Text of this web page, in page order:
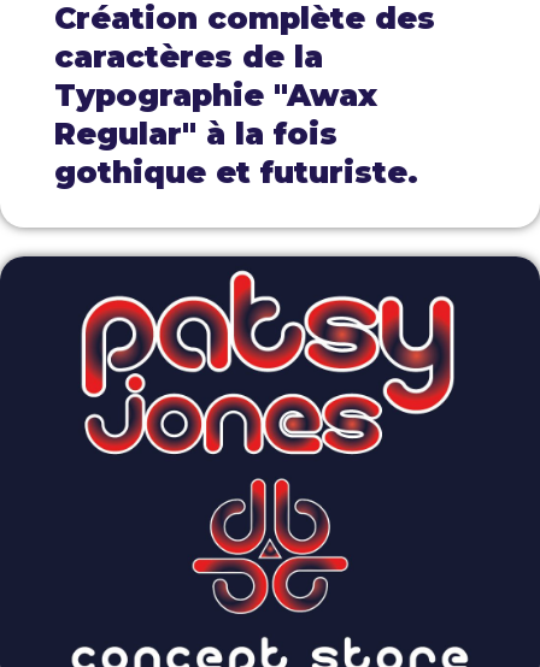
Création complète des
caractères de la
Typographie "Awax
Regular" à la fois
gothique et futuriste.